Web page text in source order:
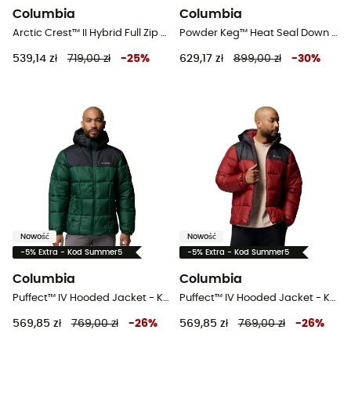
Columbia
Arctic Crest™ II Hybrid Full Zip - Kurtki hybrydowe damskie
539,14 zł 719,00 zł -25%
Columbia
Powder Keg™ Heat Seal Down Vest - Bezrękawnik puchowy męski
629,17 zł 899,00 zł -30%
Nowość
-5% Extra - Kod Summer5
Columbia
Puffect™ IV Hooded Jacket - Kurtka męski
569,85 zł 769,00 zł -26%
Nowość
-5% Extra - Kod Summer5
Columbia
Puffect™ IV Hooded Jacket - Kurtka męski
569,85 zł 769,00 zł -26%